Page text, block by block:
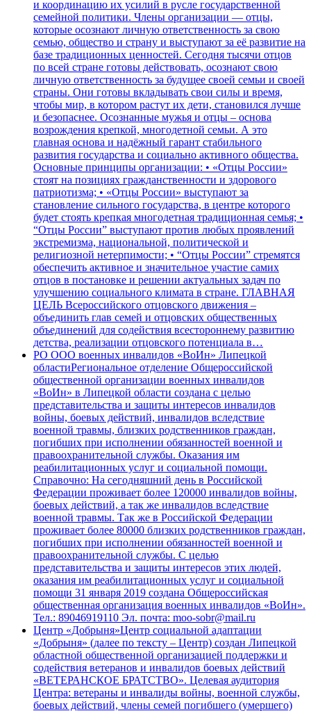
и координацию их усилий в русле государственной
семейной политики. Члены организации — отцы,
которые осознают личную ответственность за свою
семью, общество и страну и выступают за её развитие на
базе традиционных ценностей. Сегодня тысячи отцов
по всей стране готовы действовать, осознают свою
личную ответственность за будущее своей семьи и своей
страны. Они готовы вкладывать свои силы и время,
чтобы мир, в котором растут их дети, становился лучше
и безопаснее. Осознанные мужья и отцы – основа
возрождения крепкой, многодетной семьи. А это
главная основа и надёжный гарант стабильного
развития государства и социально активного общества.
Основные принципы организации: • «Отцы России»
стоят на позициях гражданственности и здорового
патриотизма; • «Отцы России» выступают за
становление сильного государства, в центре которого
будет стоять крепкая многодетная традиционная семья; •
“Отцы России” выступают против любых проявлений
экстремизма, национальной, политической и
религиозной нетерпимости; • “Отцы России” стремятся
обеспечить активное и значительное участие самих
отцов в постановке и решении актуальных задач по
улучшению социального климата в стране. ГЛАВНАЯ
ЦЕЛЬ Всероссийского отцовского движения –
объединить глав семей и отцовских общественных
объединений для содействия всестороннему развитию
детства, реализации отцовского потенциала в…
РО ООО военных инвалидов «ВоИн» Липецкой
областиРегиональное отделение Общероссийской
общественной организации военных инвалидов
«ВоИн» в Липецкой области создана с целью
представительства и защиты интересов инвалидов
войны, боевых действий, инвалидов вследствие
военной травмы, близких родственников граждан,
погибших при исполнении обязанностей военной и
правоохранительной службы. Оказания им
реабилитационных услуг и социальной помощи.
Справочно: На сегодняшний день в Российской
Федерации проживает более 120000 инвалидов войны,
боевых действий, а так же инвалидов вследствие
военной травмы. Так же в Российской Федерации
проживает более 80000 близких родственников граждан,
погибших при исполнении обязанностей военной и
правоохранительной службы. С целью
представительства и защиты интересов этих людей,
оказания им реабилитационных услуг и социальной
помощи 31 января 2019 создана Общероссийская
общественная организация военных инвалидов «ВоИн».
Тел.: 89046919110 Эл. почта: moo-sobr@mail.ru
Центр «Добрыня»Центр социальной адаптации
«Добрыня» (далее по тексту – Центр) создан Липецкой
областной общественной организацией поддержки и
содействия ветеранов и инвалидов боевых действий
«ВЕТЕРАНСКОЕ БРАТСТВО». Целевая аудитория
Центра: ветераны и инвалиды войны, военной службы,
боевых действий, члены семей погибшего (умершего)